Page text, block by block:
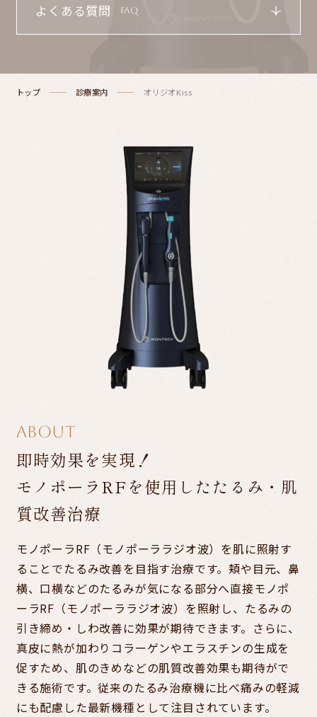
SNS
受付時間 10:00～23:00
CONTACT
よくある質問 FAQ
トップ 診療案内 オリジオKiss
ABOUT
即時効果を実現！
モノポーラRFを使用したたるみ・肌
質改善治療
モノポーラRF（モノポーララジオ波）を肌に照射す
ることでたるみ改善を目指す治療です。 頬や目元、鼻
横、口横などのたるみが気になる部分へ直接モノポ
ーラRF（モノポーララジオ波）を照射し、 たるみの
引き締め・しわ改善に効果が期待できます。 さらに、
真皮に熱が加わりコラーゲンやエラスチンの生成を
促すため、肌のきめなどの肌質改善効果も期待がで
きる施術です。従来のたるみ治療機に比べ痛みの軽減
にも配慮した最新機種として注目されています。